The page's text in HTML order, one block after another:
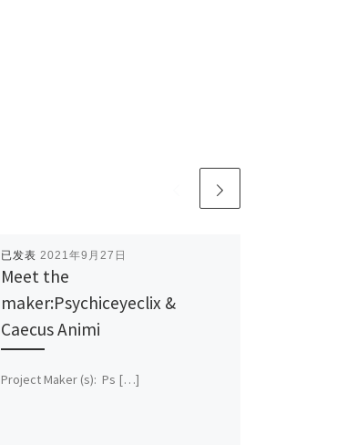
已发表 2021年9月27日
Meet the
maker:Psychiceyeclix &
Caecus Animi
Project Maker (s): Ps […]